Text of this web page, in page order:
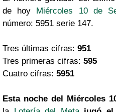
de hoy Miércoles 10 de
número: 5951 serie 147.
Tres últimas cifras: 951
Tres primeras cifras: 595
Cuatro cifras: 5951
Esta noche del Miércoles